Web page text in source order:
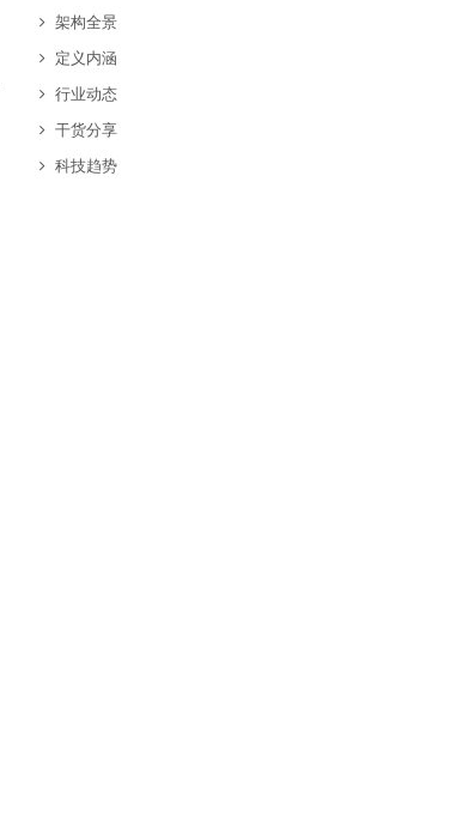
架构全景
定义内涵
行业动态
干货分享
科技趋势